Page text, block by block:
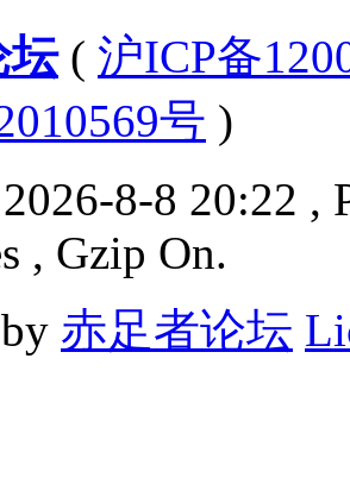
坛( 沪ICP备
号 )
8-8 20:22 ,
, Gzip On.
赤足者论坛